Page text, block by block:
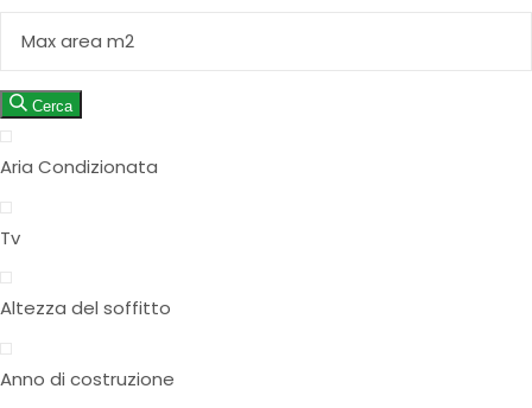
Cerca
Aria Condizionata
Tv
Altezza del soffitto
Anno di costruzione